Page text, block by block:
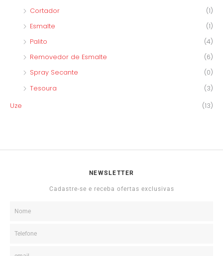
Cortador
(1)
Esmalte
(1)
Palito
(4)
Removedor de Esmalte
(6)
Spray Secante
(0)
Tesoura
(3)
Uze (13)
NEWSLETTER
Cadastre-se e receba ofertas exclusivas